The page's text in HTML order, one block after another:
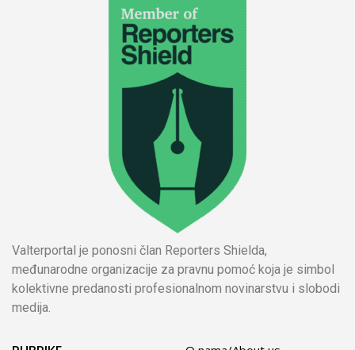
Valterportal je ponosni član Reporters Shielda,
međunarodne organizacije za pravnu pomoć koja je simbol
kolektivne predanosti profesionalnom novinarstvu i slobodi
medija.